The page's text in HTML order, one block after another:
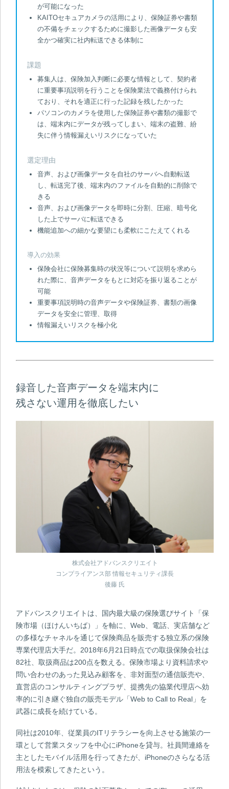
が可能になった
KAITOセキュアカメラの活用により、保険証券や書類
の不備をチェックするために撮影した画像データも安
全かつ確実に社内転送できる体制に
課題
募集人は、保険加入判断に必要な情報として、契約者
に重要事項説明を行うことを保険業法で義務付けられ
ており、それを適正に行った記録を残したかった
パソコンのカメラを使用した保険証券や書類の撮影で
は、端末内にデータが残ってしまい、端末の盗難、紛
失に伴う情報漏えいリスクになっていた
選定理由
音声、および画像データを自社のサーバへ自動転送
し、転送完了後、端末内のファイルを自動的に削除で
きる
音声、および画像データを即時に分割、圧縮、暗号化
した上でサーバに転送できる
機能追加への細かな要望にも柔軟にこたえてくれる
導入の効果
保険会社に保険募集時の状況等について説明を求めら
れた際に、音声データをもとに対応を振り返ることが
可能
重要事項説明時の音声データや保険証券、書類の画像
データを安全に管理、取得
情報漏えいリスクを極小化
録音した音声データを端末内に
残さない運用を徹底したい
株式会社アドバンスクリエイト
コンプライアンス部 情報セキュリティ課長
後藤 氏
アドバンスクリエイトは、国内最大級の保険選びサイト「保
険市場（ほけんいちば）」を軸に、Web、電話、実店舗など
の多様なチャネルを通じて保険商品を販売する独立系の保険
専業代理店大手だ。2018年6月21日時点での取扱保険会社は
82社、取扱商品は200点を数える。保険市場より資料請求や
問い合わせのあった見込み顧客を、非対面型の通信販売や、
直営店のコンサルティングプラザ、提携先の協業代理店へ効
率的に引き継ぐ独自の販売モデル「Web to Call to Real」を
武器に成長を続けている。
同社は2010年、従業員のITリテラシーを向上させる施策の一
環として営業スタッフを中心にiPhoneを貸与。社員間連絡を
主としたモバイル活用を行ってきたが、iPhoneのさらなる活
用法を模索してきたという。